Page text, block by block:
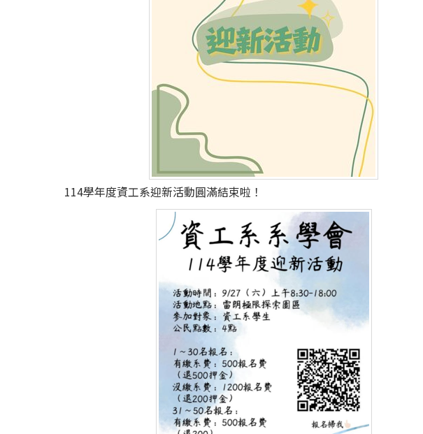
114學年度資工系迎新活動圓滿結束啦！